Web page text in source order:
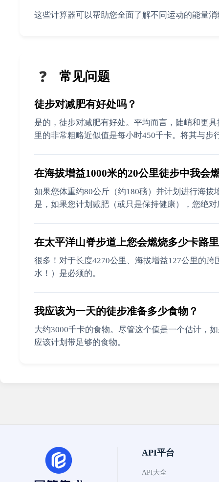
这些计算器可以帮助您全面了解不同运动的能量
❓ 常见问题
徒步对减肥有好处吗？
是的，徒步对减肥有好处。平均而言，陡峭和更
里的非常粗略近似值是每小时450千卡。将其与步
在海拔增益1000米的20公里徒步中我会
如果您体重约80公斤（约180磅）并计划进行海
是，如果您计划减肥（或只是保持健康），您绝
在太平洋山脊步道上您会燃烧多少卡路
很多！对于长度4270公里、海拔增益127公里的
水！）是必须的。
我应该为一天的徒步准备多少食物？
大约3000千卡的食物。尽管这个值是一个估计，
应该计划带足够的食物。
API平台
API大全